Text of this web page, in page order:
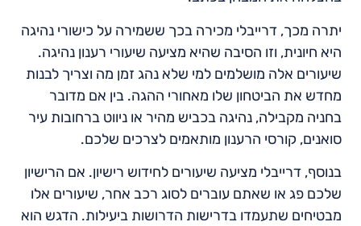
יתרה מכך, דרייבלי מכירה בכך ששמירה על כישורי נהיגה
היא חיונית, וזו הסיבה שהיא מציעה שיעורי רענון נהיגה.
שיעורים אלה מושלמים למי שלא נהג זמן מה וצריך לבנות
מחדש את הביטחון שלו מאחורי ההגה. בין אם מדובר
בחניה מקבילה, נהיגה בכביש מהיר או ניווט ברחובות עיר
סואנים, קורסי הרענון מותאמים לצרכים שלכם.
בנוסף, דרייבלי מציעה שיעורים לחידוש רישיון. אם הרישיון
שלכם פג או שאתם עוברים לסוג רכב אחר, שיעורים אלו
מבטיחים שתעמדו בדרישות הדרושות ביעילות. הדגש הוא